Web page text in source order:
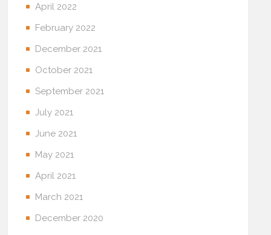
April 2022
February 2022
December 2021
October 2021
September 2021
July 2021
June 2021
May 2021
April 2021
March 2021
December 2020